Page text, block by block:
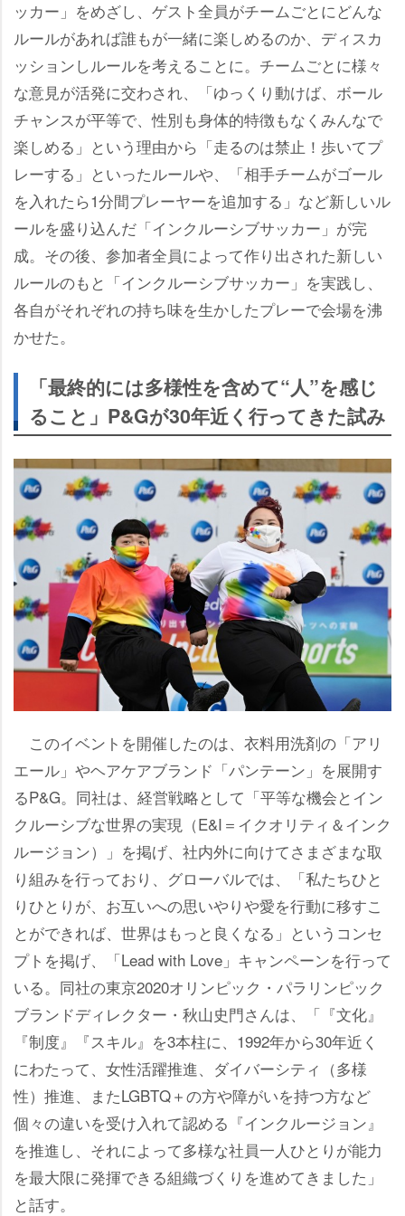
ッカー」をめざし、ゲスト全員がチームごとにどんな
ルールがあれば誰もが一緒に楽しめるのか、ディスカ
ッションしルールを考えることに。チームごとに様々
な意見が活発に交わされ、「ゆっくり動けば、ボール
チャンスが平等で、性別も身体的特徴もなくみんなで
楽しめる」という理由から「走るのは禁止！歩いてプ
レーする」といったルールや、「相手チームがゴール
を入れたら1分間プレーヤーを追加する」など新しいル
ールを盛り込んだ「インクルーシブサッカー」が完
成。その後、参加者全員によって作り出された新しい
ルールのもと「インクルーシブサッカー」を実践し、
各自がそれぞれの持ち味を生かしたプレーで会場を沸
かせた。
「最終的には多様性を含めて“人”を感じ
ること」P&Gが30年近く行ってきた試み
このイベントを開催したのは、衣料用洗剤の「アリ
エール」やヘアケアブランド「パンテーン」を展開す
るP&G。同社は、経営戦略として「平等な機会とイン
クルーシブな世界の実現（E&I＝イクオリティ＆インク
ルージョン）」を掲げ、社内外に向けてさまざまな取
り組みを行っており、グローバルでは、「私たちひと
りひとりが、お互いへの思いやりや愛を行動に移すこ
とができれば、世界はもっと良くなる」というコンセ
プトを掲げ、「Lead with Love」キャンペーンを行って
いる。同社の東京2020オリンピック・パラリンピック
ブランドディレクター・秋山史門さんは、「『文化』
『制度』『スキル』を3本柱に、1992年から30年近く
にわたって、女性活躍推進、ダイバーシティ（多様
性）推進、またLGBTQ＋の方や障がいを持つ方など
個々の違いを受け入れて認める『インクルージョン』
を推進し、それによって多様な社員一人ひとりが能力
を最大限に発揮できる組織づくりを進めてきました」
と話す。